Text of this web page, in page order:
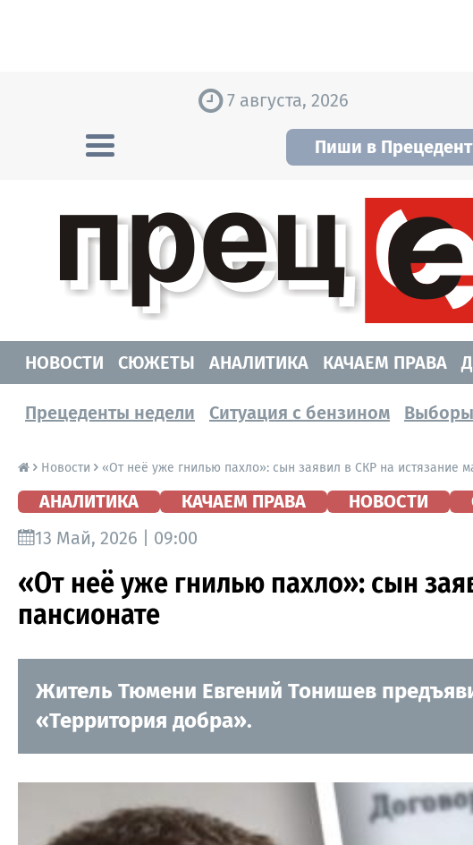
7 августа, 2026
Пиши в Прецедент
НОВОСТИ
СЮЖЕТЫ АНАЛИТИКА КАЧАЕМ ПРАВА
Прецеденты недели Ситуация с бензином
Новости «От неё уже гнилью пахло»: сын заявил в СКР на истязание
АНАЛИТИКА КАЧАЕМ ПРАВА НОВОСТИ
13 Май, 2026 | 09:00
«От неё уже гнилью пахло»: сын
пансионате
Житель Тюмени Евгений Тонишев
«Территория добра».